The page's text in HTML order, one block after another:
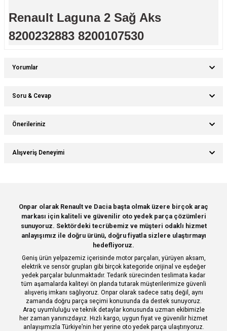
Renault Laguna 2 Sağ Aks
8200232883 8200107530
Yorumlar
Soru & Cevap
Önerileriniz
Bu ürünün fiyat bilgisi, resim, ürün açıklamalarında ve diğer konularda
yetersiz gördüğünüz noktaları öneri formunu kullanarak tarafımıza
Ürün resmi kalitesiz, bozuk veya görüntülenemiyor.
Ürün açıklamasında eksik bilgiler bulunuyor.
Ürün bilgilerinde hatalar bulunuyor.
Ürün fiyatı diğer sitelerden daha pahalı.
Bu ürüne benzer farklı alternatifler olmalı.
Gönder
Alışveriş Deneyimi
Deneyimini Paylaş
Onpar olarak Renault ve Dacia başta olmak üzere birçok araç
markası için kaliteli ve güvenilir oto yedek parça çözümleri
sunuyoruz. Sektördeki tecrübemiz ve müşteri odaklı hizmet
anlayışımız ile doğru ürünü, doğru fiyatla sizlere ulaştırmayı
hedefliyoruz.
Geniş ürün yelpazemiz içerisinde motor parçaları, yürüyen aksam,
elektrik ve sensör grupları gibi birçok kategoride orijinal ve eşdeğer
yedek parçalar bulunmaktadır. Tedarik sürecinden teslimata kadar
tüm aşamalarda kaliteyi ön planda tutarak müşterilerimize güvenli
alışveriş imkanı sağlıyoruz. Onpar olarak sadece satış değil, aynı
zamanda doğru parça seçimi konusunda da destek sunuyoruz.
Araç uyumluluğu ve teknik detaylar konusunda uzman ekibimizle
her zaman yanınızdayız. Hızlı kargo, uygun fiyat ve güvenilir hizmet
anlayışımızla Türkiye’nin her yerine oto yedek parça ulaştırıyoruz.